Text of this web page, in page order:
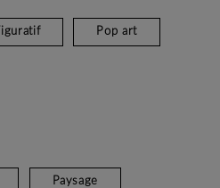
Pop art
Paysage